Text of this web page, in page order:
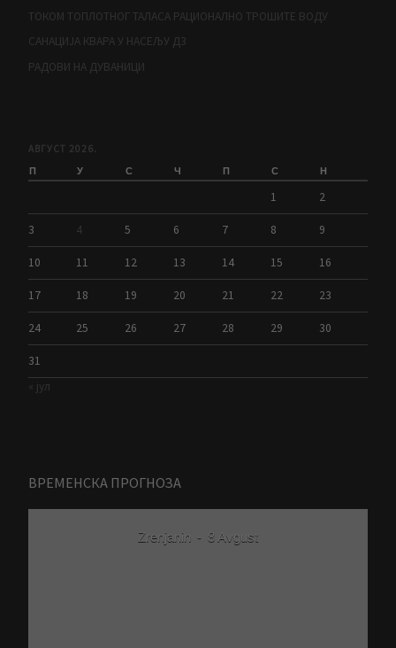
ТОКОМ ТОПЛОТНОГ ТАЛАСА РАЦИОНАЛНО ТРОШИТЕ ВОДУ
САНАЦИЈА КВАРА У НАСЕЉУ Д3
РАДОВИ НА ДУВАНИЦИ
АВГУСТ 2026.
П У С Ч П С Н
1 2
3 4 5 6 7 8 9
10 11 12 13 14 15 16
17 18 19 20 21 22 23
24 25 26 27 28 29 30
31
« јул
ВРЕМЕНСКА ПРОГНОЗА
Zrenjanin - 8 Avgust